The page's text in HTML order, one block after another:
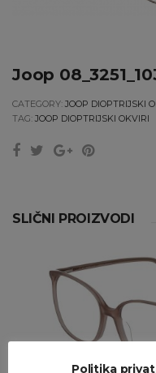
Joop
CATEGORY: JOOP DIOPTRIJSKI
TAG: JOOP DIOPTRIJSKI OKVIRI
SLIČNI PROIZVODI
Politika